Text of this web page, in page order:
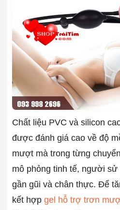
Chất liệu PVC và silicon
được đánh giá cao về độ
mượt mà trong từng
mô phỏng tinh tế, người
gần gũi và chân thực. Để
kết hợp gel hỗ trợ trơn